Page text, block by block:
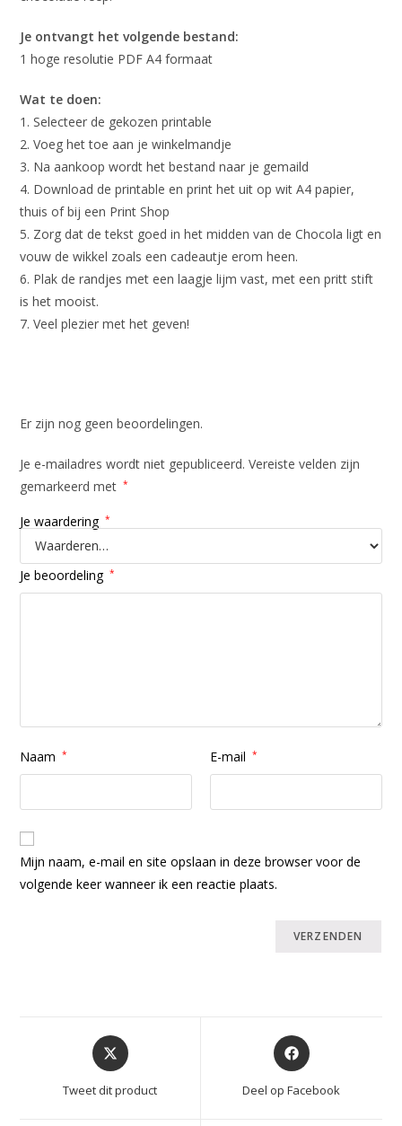
Je ontvangt het volgende bestand:
1 hoge resolutie PDF A4 formaat
Wat te doen:
1. Selecteer de gekozen printable
2. Voeg het toe aan je winkelmandje
3. Na aankoop wordt het bestand naar je gemaild
4. Download de printable en print het uit op wit A4 papier,
thuis of bij een Print Shop
5. Zorg dat de tekst goed in het midden van de Chocola ligt en
vouw de wikkel zoals een cadeautje erom heen.
6. Plak de randjes met een laagje lijm vast, met een pritt stift
is het mooist.
7. Veel plezier met het geven!
Er zijn nog geen beoordelingen.
Je e-mailadres wordt niet gepubliceerd. Vereiste velden zijn
gemarkeerd met *
Je waardering *
Je beoordeling *
Naam * E-mail *
Mijn naam, e-mail en site opslaan in deze browser voor de
volgende keer wanneer ik een reactie plaats.
Opent
in
nieuw
Tweet dit product
Opent
in
nieuw
Deel op Facebook